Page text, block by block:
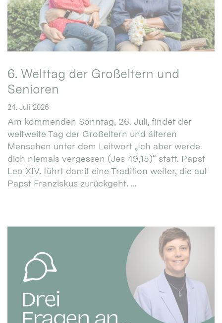
6. Welttag der Großeltern und
Senioren
24. Juli 2026
Am kommenden Sonntag, 26. Juli, findet der
weltweite Tag der Großeltern und älteren
Menschen unter dem Leitwort „Ich aber werde
dich niemals vergessen (Jes 49,15)“ statt. Papst
Leo XIV. führt damit eine Tradition weiter, die auf
Papst Franziskus zurückgeht. ...